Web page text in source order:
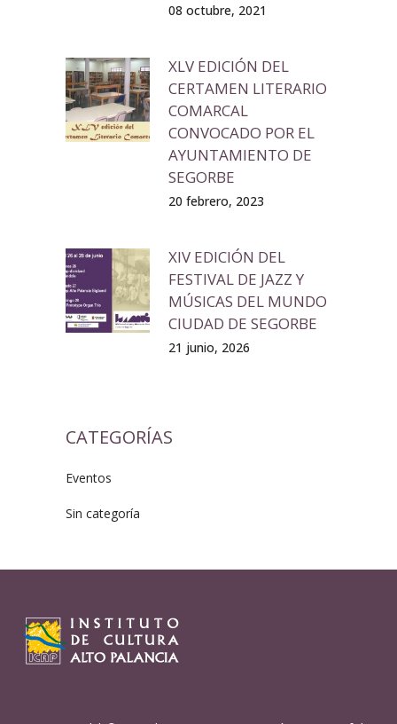
08 octubre, 2021
XLV EDICIÓN DEL
CERTAMEN LITERARIO
COMARCAL
CONVOCADO POR EL
AYUNTAMIENTO DE
SEGORBE
20 febrero, 2023
XIV EDICIÓN DEL
FESTIVAL DE JAZZ Y
MÚSICAS DEL MUNDO
CIUDAD DE SEGORBE
21 junio, 2026
CATEGORÍAS
Eventos
Sin categoría